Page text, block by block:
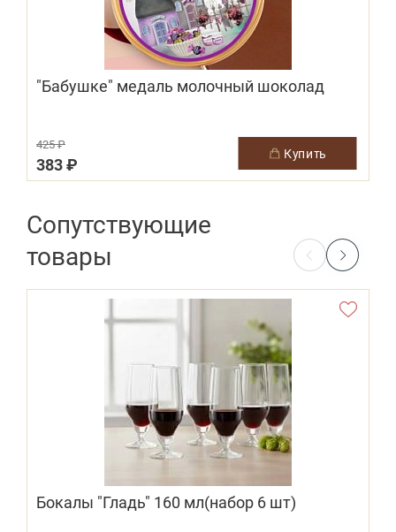
"Бабушке" медаль молочный шоколад
425 ₽
383 ₽
купить
Сопутствующие
товары
Бокалы "Гладь" 160 мл(набор 6 шт)